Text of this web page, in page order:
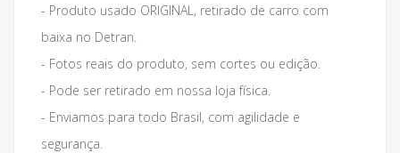
- Produto usado ORIGINAL, retirado de carro com
baixa no Detran.
- Fotos reais do produto, sem cortes ou edição.
- Pode ser retirado em nossa loja física.
- Enviamos para todo Brasil, com agilidade e
segurança.